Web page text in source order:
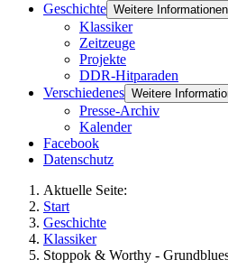
Geschichte Weitere
Klassiker
Zeitzeuge
Projekte
DDR-Hitparaden
Verschiedenes Weitere
Presse-Archiv
Kalender
Facebook
Datenschutz
Aktuelle Seite:
Start
Geschichte
Klassiker
Stoppok & Worthy -